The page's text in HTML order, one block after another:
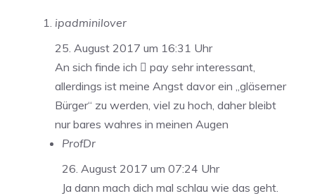
ipadminilover
25. August 2017 um 16:31 Uhr
An sich finde ich  pay sehr interessant,
allerdings ist meine Angst davor ein „gläserner
Bürger“ zu werden, viel zu hoch, daher bleibt
nur bares wahres in meinen Augen
ProfDr
26. August 2017 um 07:24 Uhr
Ja dann mach dich mal schlau wie das geht.